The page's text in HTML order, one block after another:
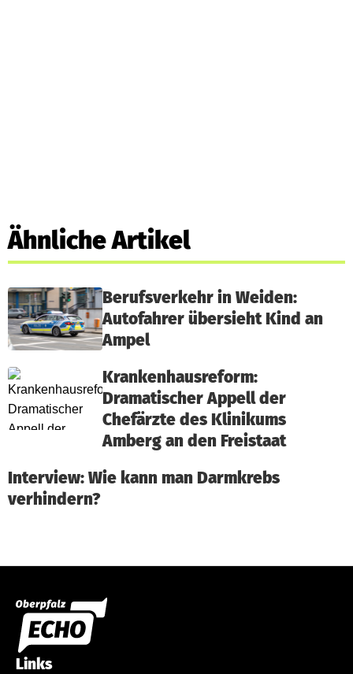
Ähnliche Artikel
Berufsverkehr in Weiden:
Autofahrer übersieht Kind an
Ampel
Krankenhausreform:
Dramatischer Appell der
Chefärzte des Klinikums
Amberg an den Freistaat
Interview: Wie kann man Darmkrebs
verhindern?
Links